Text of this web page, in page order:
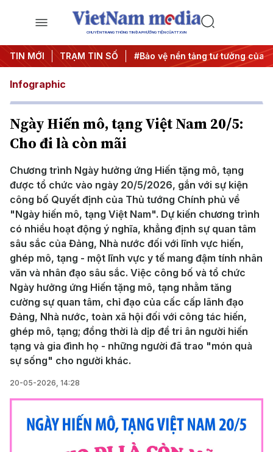
CHUYÊN TRANG THÔNG TIN ĐA PHƯƠNG TIỆN CỦA TTXVN
TIN MỚI TRẠM TIN SỐ
#An ninh năng lượng #Bảo vệ nền tảng tư tưởng của
Infographic
Ngày Hiến mô, tạng Việt Nam 20/5:
Cho đi là còn mãi
Chương trình Ngày hưởng ứng Hiến tặng mô, tạng
được tổ chức vào ngày 20/5/2026, gắn với sự kiện
công bố Quyết định của Thủ tướng Chính phủ về
"Ngày hiến mô, tạng Việt Nam". Dự kiến chương trình
có nhiều hoạt động ý nghĩa, khẳng định sự quan tâm
sâu sắc của Đảng, Nhà nước đối với lĩnh vực hiến,
ghép mô, tạng - một lĩnh vực y tế mang đậm tính nhân
văn và nhân đạo sâu sắc. Việc công bố và tổ chức
Ngày hưởng ứng Hiến tặng mô, tạng nhằm tăng
cường sự quan tâm, chỉ đạo của cấc cấp lãnh đạo
Đảng, Nhà nước, toàn xã hội đối với công tác hiến,
ghép mô, tạng; đồng thời là dịp để tri ân người hiến
tạng và gia đình họ - những người đã trao "món quà
sự sống" cho người khác.
20-05-2026, 14:28